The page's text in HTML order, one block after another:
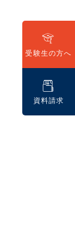
受験生の方へ
資料請求